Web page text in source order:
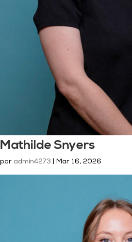
Mathilde Snyers
par admin4273 Mar 16, 2026